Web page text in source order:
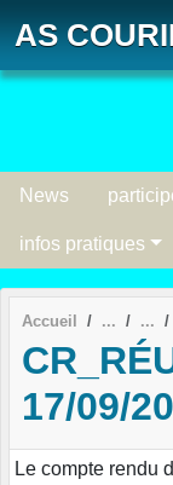
AS
News
infos pratiques
Accueil
17/09/
Le compte rendu